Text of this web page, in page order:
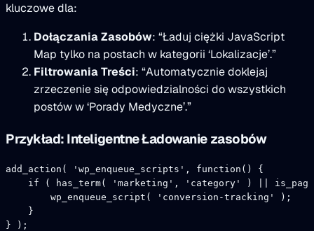
kluczowe dla:
Dołączania Zasobów: “Ładuj ciężki JavaScript
Map tylko na postach w kategorii ‘Lokalizacje’.”
Filtrowania Treści: “Automatycznie doklejaj
zrzeczenie się odpowiedzialności do wszystkich
postów w ‘Porady Medyczne’.”
Przykład: Inteligentne Ładowanie zasobów
add_action ( 'wp_enqueue_scripts' , function () {
    if
( has_term( 'marketing' , 'category' )
        wp_enqueue_script
( 'conversion-tracking'
);
    }
} );